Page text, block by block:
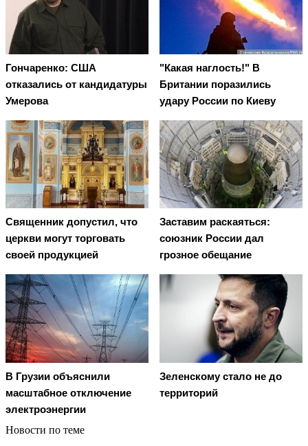
Гончаренко: США
отказались от кандидатуры
Умерова
"Какая наглость!" В
Британии поразились
удару России по Киеву
Священник допустил, что
церкви могут торговать
своей продукцией
Заставим раскаяться:
союзник России дал
грозное обещание
В Грузии объяснили
масштабное отключение
электроэнергии
Зеленскому стало не до
территорий
Новости по теме